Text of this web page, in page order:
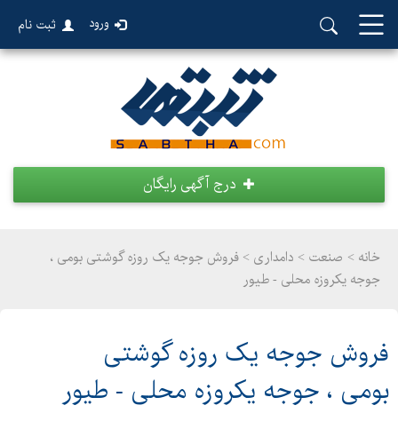
ورود ثبت نام
درج آگهی رایگان
خانه > صنعت > دامداری > فروش جوجه یک روزه گوشتی بومی ،
جوجه یکروزه محلی - طیور
فروش جوجه یک روزه گوشتی
بومی ، جوجه یکروزه محلی - طیور